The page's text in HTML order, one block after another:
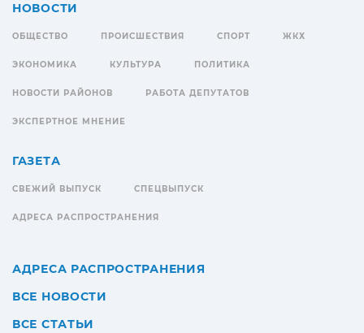
НОВОСТИ
ОБЩЕСТВО ПРОИСШЕСТВИЯ СПОРТ ЖКХ
ЭКОНОМИКА КУЛЬТУРА ПОЛИТИКА
НОВОСТИ РАЙОНОВ РАБОТА ДЕПУТАТОВ
ЭКСПЕРТНОЕ МНЕНИЕ
ГАЗЕТА
СВЕЖИЙ ВЫПУСК СПЕЦВЫПУСК
АДРЕСА РАСПРОСТРАНЕНИЯ
АДРЕСА РАСПРОСТРАНЕНИЯ
ВСЕ НОВОСТИ
ВСЕ СТАТЬИ